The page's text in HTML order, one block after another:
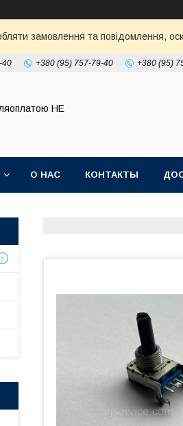
замовлення та повідомлення,
40 +380 (95) 757-79-40 +380 (95)
НЕ
О НАС КОНТАКТЫ